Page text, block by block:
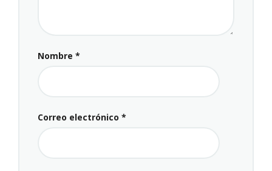
Nombre *
Correo electrónico *